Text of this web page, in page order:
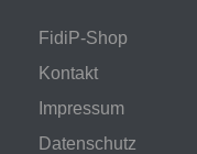
FidiP-Shop
Kontakt
Impressum
Datenschutz